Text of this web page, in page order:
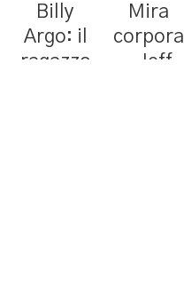
Billy
Argo: il
ragazzo
Mira
corpora
– Jeff